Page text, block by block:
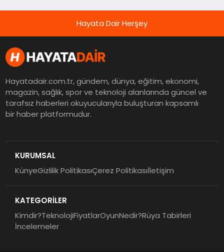
Hayata Dair Herşey
Hayatadair.com.tr, gündem, dünya, eğitim, ekonomi,
magazin, sağlık, spor ve teknoloji alanlarında güncel ve
tarafsız haberleri okuyucularıyla buluşturan kapsamlı
bir haber platformudur.
KURUMSAL
KünyeGizlilik PolitikasıÇerez Politikasıİletişim
KATEGORİLER
Kimdir?TeknolojiFiyatlarOyunNedir?Rüya Tabirleri
İncelemeler